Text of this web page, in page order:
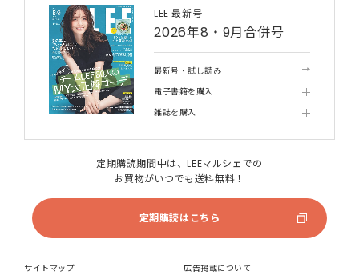
LEE 最新号
2026年8・9月合併号
最新号・試し読み
電子書籍を購入
雑誌を購入
定期購読期間中は、LEEマルシェでの
お買物がいつでも送料無料！
定期購読はこちら
サイトマップ
広告掲載について